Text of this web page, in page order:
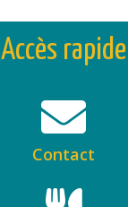
Accès rapide
Contact